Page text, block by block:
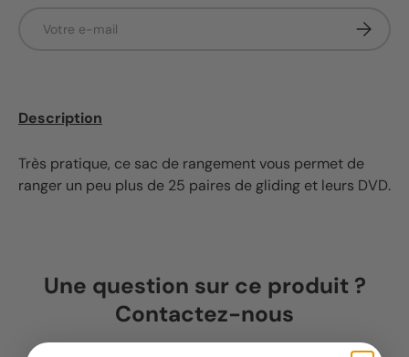
Description
Très pratique, ce sac de rangement vous permet de
ranger un peu plus de 25 paires de gliding et leurs DVD.
Une question sur ce produit ?
Contactez-nous